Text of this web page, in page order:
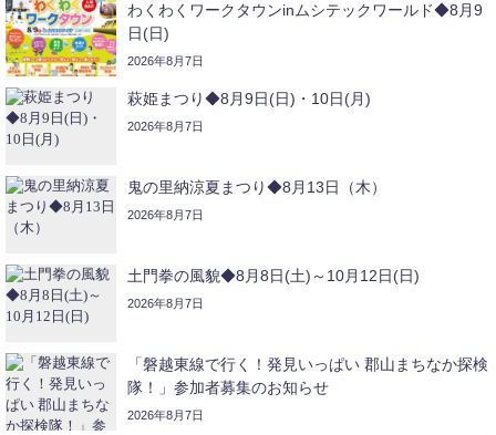
わくわくワークタウンinムシテックワールド◆8月9
日(日)
2026年8月7日
萩姫まつり◆8月9日(日)・10日(月)
2026年8月7日
鬼の里納涼夏まつり◆8月13日（木）
2026年8月7日
土門拳の風貌◆8月8日(土)～10月12日(日)
2026年8月7日
「磐越東線で行く！発見いっぱい 郡山まちなか探検
隊！」参加者募集のお知らせ
2026年8月7日